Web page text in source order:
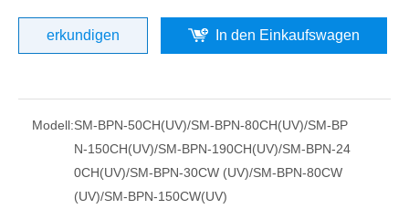
erkundigen In den Einkaufswagen
Modell:SM-BPN-50CH(UV)/SM-BPN-80CH(UV)/SM-BP
N-150CH(UV)/SM-BPN-190CH(UV)/SM-BPN-24
0CH(UV)/SM-BPN-30CW (UV)/SM-BPN-80CW
(UV)/SM-BPN-150CW(UV)